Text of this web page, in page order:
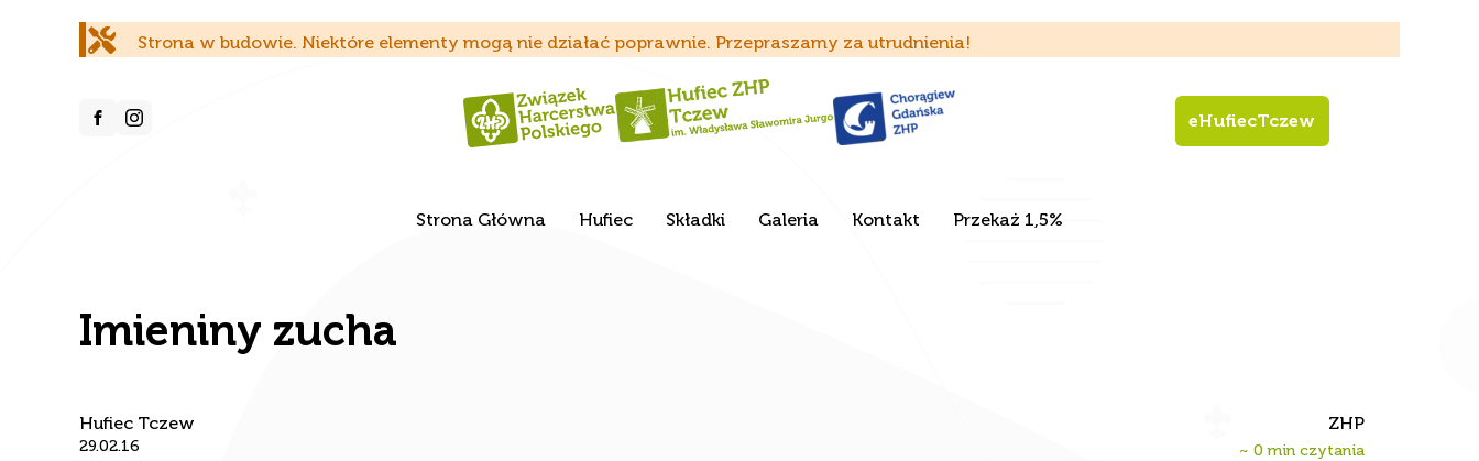
Strona w budowie. Niektóre elementy mogą nie działać poprawnie. Przepraszamy za utrudnienia!
eHufiecTczew
Strona Główna Hufiec Składki Galeria Kontakt Przekaż 1,5%
Imieniny zucha
Hufiec Tczew
29.02.16
ZHP
~ 0 min czytania